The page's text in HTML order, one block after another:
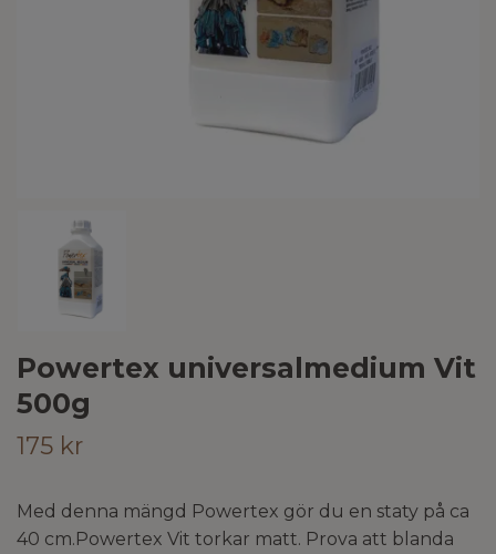
Powertex universalmedium Vit
500g
175 kr
Med denna mängd Powertex gör du en staty på ca
40 cm.Powertex Vit torkar matt. Prova att blanda